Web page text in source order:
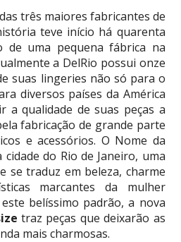
três maiores fabricantes de
teve início há quarenta
de uma pequena fábrica na
a DelRio possui onze
suas lingeries não só para o
diversos países da América
a qualidade de suas peças a
fabricação de grande parte
e acessórios. O Nome da
do Rio de Janeiro, uma
se traduz em beleza, charme
marcantes da mulher
belíssimo padrão, a nova
traz peças que deixarão as
mais charmosas.